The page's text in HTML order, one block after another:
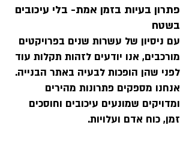
פתרון בעיות בזמן אמת- בלי עיכובים
בשטח
עם ניסיון של עשרות שנים בפרויקטים
מורכבים, אנו יודעים לזהות תקלות עוד
לפני שהן הופכות לבעיה באתר הבנייה.
אנחנו מספקים פתרונות מהירים
ומדויקים שמונעים עיכובים וחוסכים
זמן, כוח אדם ועלויות.